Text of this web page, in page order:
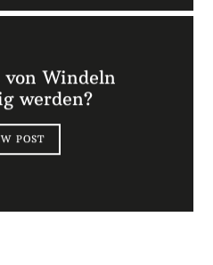
von Windeln
werden?
POST